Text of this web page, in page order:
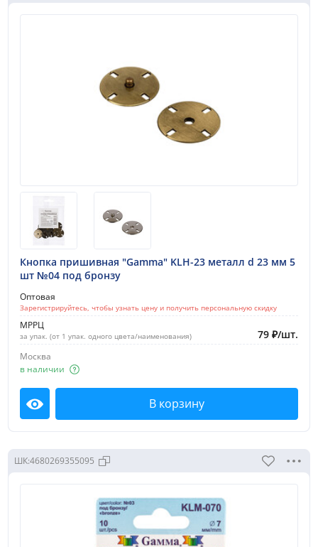
Кнопка пришивная "Gamma" KLH-23 металл d 23 мм 5
шт №04 под бронзу
Оптовая
Зарегистрируйтесь, чтобы узнать цену и получить персональную скидку
МРРЦ
за упак. (от 1 упак. одного цвета/наименования) 79 ₽/шт.
Москва
в наличии
Посмотреть В корзину
ШК:4680269355095